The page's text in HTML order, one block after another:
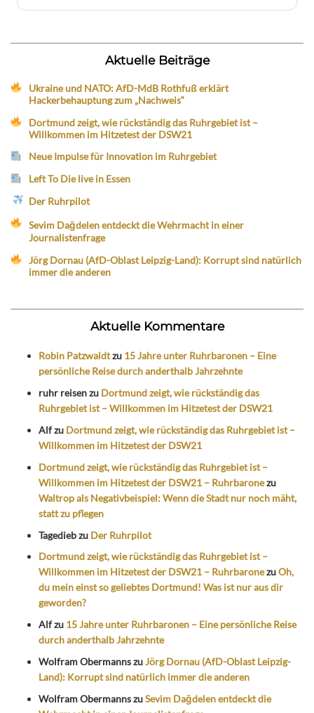
Aktuelle Beiträge
Ukraine und NATO: AfD-MdB Rothfuß erklärt
Hackerbehauptung zum „Nachweis“
Dortmund zeigt, wie rückständig das Ruhrgebiet ist –
Willkommen im Hitzetest der DSW21
Neue Impulse für Innovation im Ruhrgebiet
Left To Die live in Essen
Der Ruhrpilot
Sevim Dağdelen entdeckt die Wehrmacht in einer
Journalistenfrage
Jörg Dornau (AfD-Oblast Leipzig-Land): Korrupt sind natürlich
immer die anderen
Aktuelle Kommentare
Robin Patzwaldtzu 15 Jahre unter Ruhrbaronen – Eine
persönliche Reise durch anderthalb Jahrzehnte
ruhr reisenzu Dortmund zeigt, wie rückständig das
Ruhrgebiet ist – Willkommen im Hitzetest der DSW21
Alfzu Dortmund zeigt, wie rückständig das Ruhrgebiet ist –
Willkommen im Hitzetest der DSW21
Dortmund zeigt, wie rückständig das Ruhrgebiet ist –
Willkommen im Hitzetest der DSW21 – Ruhrbaronezu
Waltrop als Negativbeispiel: Wenn die Stadt nur noch mäht,
statt zu pflegen
Tagediebzu Der Ruhrpilot
Dortmund zeigt, wie rückständig das Ruhrgebiet ist –
Willkommen im Hitzetest der DSW21 – RuhrbaronezuOh,
du mein einst so geliebtes Dortmund! Was ist nur aus dir
geworden?
Alfzu 15 Jahre unter Ruhrbaronen – Eine persönliche Reise
durch anderthalb Jahrzehnte
Wolfram ObermannszuJörg Dornau (AfD-Oblast Leipzig-
Land): Korrupt sind natürlich immer die anderen
Wolfram ObermannszuSevim Dağdelen entdeckt die